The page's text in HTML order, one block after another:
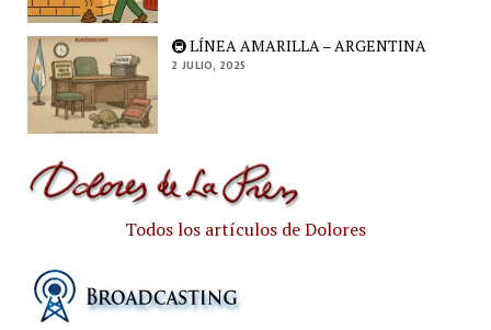
🚇 LÍNEA AMARILLA – ARGENTINA
2 JULIO, 2025
Todos los artículos de Dolores